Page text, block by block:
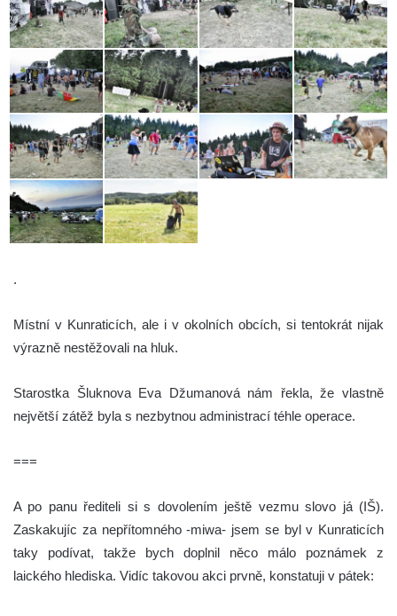
.
Místní v Kunraticích, ale i v okolních obcích, si tentokrát nijak
výrazně nestěžovali na hluk.
Starostka Šluknova Eva Džumanová nám řekla, že vlastně
největší zátěž byla s nezbytnou administrací téhle operace.
===
A po panu řediteli si s dovolením ještě vezmu slovo já (IŠ).
Zaskakujíc za nepřítomného -miwa- jsem se byl v Kunraticích
taky podívat, takže bych doplnil něco málo poznámek z
laického hlediska. Vidíc takovou akci prvně, konstatuji v pátek: